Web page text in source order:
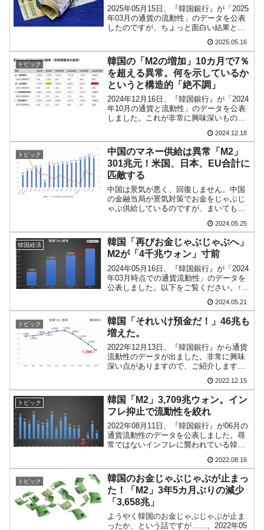
『Money1』
韓国･李在明さっそく不動産対策で浅薄な発
言。
『Money1』
韓国は「中国と同じく」投資に不適格な国
だ。
『Money1』
『韓国銀行』が「金の保有量を増やします」
⇒「金を経由するドル入手」手段ではないのか？
韓国･外為取引量「1日当たり1,214.4億ドル」
まで拡大 ⇒ 海外資金の動きに強く左右される状態
『Money1』
韓国･帰ってきた李在明。李在明を支持しな
い「50.5％」に上昇
『Money1』
韓国大統領府ボンクラ政策室長が告発された
⇒ 国家が行った恐るべき株価操作であり、空前の国政壟断
韓国･警察職員が「丸刈りになって抗議活
動」
『Money1』
中国だけが鉄鋼輸出を異常増加させる ⇒ 中
国の過剰生産が世界を蝕む。
韓国製造業「半導体絶好調」のウラで他業種
は全般的「不調」⇒ PSIが示す現況は決して良くない。
『Money1』
【米韓激突案件】韓国消費者院が『クーパ
ン』1人当たり賠償10万ウォンを認定 ⇒ 総額3兆7,000億
『Money1』 韓国で猛暑。南東部では干ばつ
韓国型イージス搭載の次世代駆逐艦
「KDDX」1番艦、2032年竣工と公示
『Money1』
【対日本円】ウォン安が急進！ 日米の協調に
韓国がいっちょがみしたのでは。
2025年05月15日、『韓国銀行』が「2025
年03月の通貨の流動性」のデータを公表
したのですが、ちょっと面白い結果とな
っています。⇒参照・引用元：『韓国銀
行』公式サイト「2025年03月の通貨流動
性」広義の通貨流動性を示す「M2」が対
前...
2025.05.16
トピック
韓国の「M2の増加」10カ月で7％
を超える異常。何を示しているか
というと構造的「絶不調」
2024年12月16日、『韓国銀行』が「2024
年10月の通貨と流動性」のデータを公表
しました。これが非常に興味深いもので
ら何が読み取れるかをご紹介します。ま
ず以下をご覧ください。上の表組を日本
語に訳した...
2024.12.18
トピック
中国のマネー供給は異常「M2」
301兆元！米国、日本、EU合計に
匹敵する
中国は景気が悪く、回復しません。中国
の金融当局が景気対策でお金をじゃぶじ
ゃぶ供給しているのですが、まいてもま
いても すぐとれる♪」という歌がありま
すが、まさにコレ。「がんばらなくっち
ゃー♪」なのも同じで...
2024.05.25
韓国経済
韓国「再びお金じゃぶじゃぶへ」
M2が「4千兆ウォン」寸前
2024年05月16日、『韓国銀行』が「2024
年03月時点での通貨流動性」のデータを
公表しました。以下をご覧ください。↑黄
M2です。「3,994.0兆ウォン」となって
います。⇒参照・引用元：『韓国...
2024.05.21
トピック
韓国「それいけ預金だ！」46兆も
増えた。
2022年12月13日、『韓国銀行』から通貨
流動性のデータが出ました。非常に興味
深い点がありますので、ご紹介します。
ださい。⇒データ出典：『韓国銀行』公
式サイト「2022年10月の通貨流動性」イ
ンフレ対...
2022.12.15
トピック
韓国「M2」3,709兆ウォン。イン
フレ抑止で流動性を絞れ
2022年08月11日、『韓国銀行』が06月の
通貨流動性のデータを公表しました。尋
常ではないインフレに襲われている韓国
ん。流動性はどのようになっているでし
ょうか。M2※を確認してみます。以下を
ご覧ください...
2022.08.16
トピック
韓国のお金じゃぶじゃぶが止まっ
た！「M2」3年5カ月ぶりの減少
「3,658兆」
ようやく韓国のお金じゃぶじゃぶが止ま
ったか、という話ですが……。2022年05